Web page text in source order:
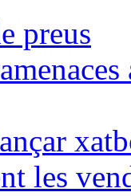
preus
les